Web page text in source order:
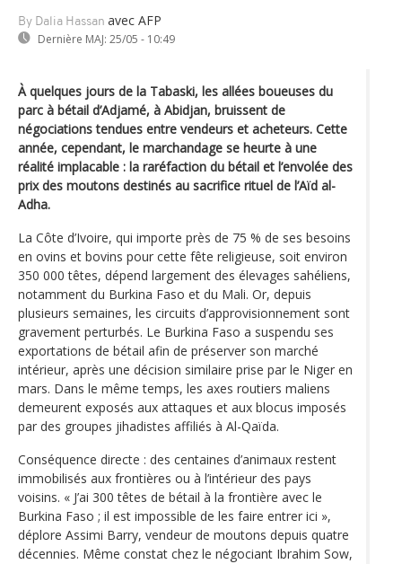
By Dalia Hassan avec AFP
Dernière MAJ: 25/05 - 10:49
À quelques jours de la Tabaski, les allées boueuses du
parc à bétail d’Adjamé, à Abidjan, bruissent de
négociations tendues entre vendeurs et acheteurs. Cette
année, cependant, le marchandage se heurte à une
réalité implacable : la raréfaction du bétail et l’envolée des
prix des moutons destinés au sacrifice rituel de l’Aïd al-
Adha.
La Côte d’Ivoire, qui importe près de 75 % de ses besoins
en ovins et bovins pour cette fête religieuse, soit environ
350 000 têtes, dépend largement des élevages sahéliens,
notamment du Burkina Faso et du Mali. Or, depuis
plusieurs semaines, les circuits d’approvisionnement sont
gravement perturbés. Le Burkina Faso a suspendu ses
exportations de bétail afin de préserver son marché
intérieur, après une décision similaire prise par le Niger en
mars. Dans le même temps, les axes routiers maliens
demeurent exposés aux attaques et aux blocus imposés
par des groupes jihadistes affiliés à Al-Qaïda.
Conséquence directe : des centaines d’animaux restent
immobilisés aux frontières ou à l’intérieur des pays
voisins. « J’ai 300 têtes de bétail à la frontière avec le
Burkina Faso ; il est impossible de les faire entrer ici »,
déplore Assimi Barry, vendeur de moutons depuis quatre
décennies. Même constat chez le négociant Ibrahim Sow,